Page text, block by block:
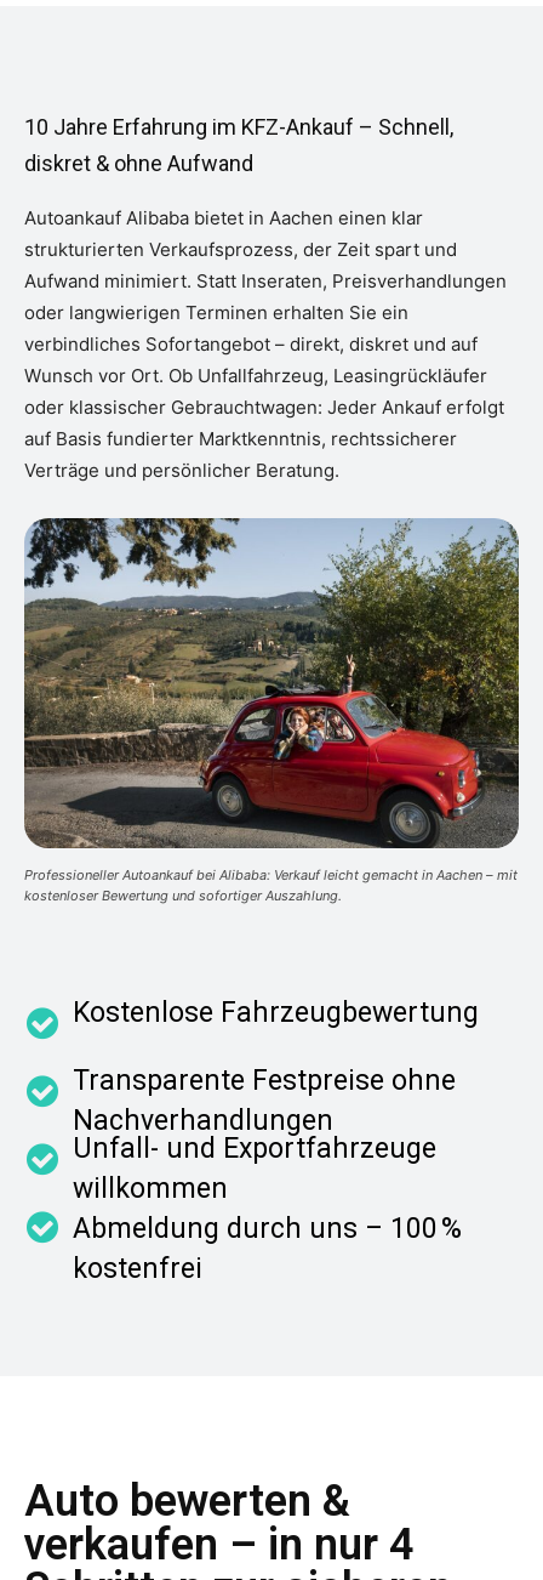
10 Jahre Erfahrung im KFZ-Ankauf – Schnell,
diskret & ohne Aufwand
Autoankauf Alibaba bietet in Aachen einen klar
strukturierten Verkaufsprozess, der Zeit spart und
Aufwand minimiert. Statt Inseraten, Preisverhandlungen
oder langwierigen Terminen erhalten Sie ein
verbindliches Sofortangebot – direkt, diskret und auf
Wunsch vor Ort. Ob Unfallfahrzeug, Leasingrückläufer
oder klassischer Gebrauchtwagen: Jeder Ankauf erfolgt
auf Basis fundierter Marktkenntnis, rechtssicherer
Verträge und persönlicher Beratung.
Professioneller Autoankauf bei Alibaba: Verkauf leicht gemacht in Aachen – mit
kostenloser Bewertung und sofortiger Auszahlung.
Kostenlose Fahrzeugbewertung
Transparente Festpreise ohne
Nachverhandlungen
Unfall- und Exportfahrzeuge
willkommen
Abmeldung durch uns – 100 %
kostenfrei
Auto bewerten &
verkaufen – in nur 4